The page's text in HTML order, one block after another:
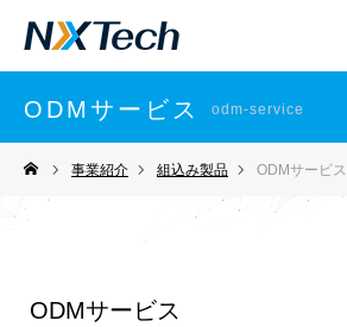
ODMサービス odm-service
事業紹介 組込み製品 ODMサービス
ODMサービス